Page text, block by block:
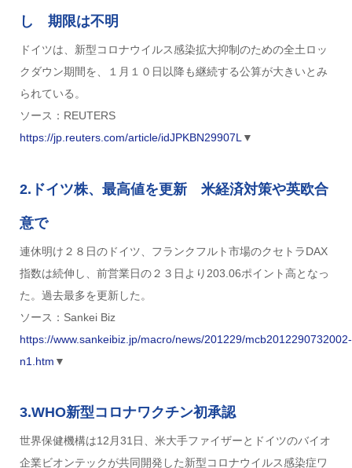
し 期限は不明
ドイツは、新型コロナウイルス感染拡大抑制のための全土ロッ
クダウン期間を、１月１０日以降も継続する公算が大きいとみ
られている。
ソース：REUTERS
https://jp.reuters.com/article/idJPKBN29907L▼
2.ドイツ株、最高値を更新 米経済対策や英欧合
意で
連休明け２８日のドイツ、フランクフルト市場のクセトラDAX
指数は続伸し、前営業日の２３日より203.06ポイント高となっ
た。過去最多を更新した。
ソース：Sankei Biz
https://www.sankeibiz.jp/macro/news/201229/mcb2012290732002-
n1.htm ▼
3.WHO新型コロナワクチン初承認
世界保健機構は12月31日、米大手ファイザーとドイツのバイオ
企業ビオンテックが共同開発した新型コロナウイルス感染症ワ